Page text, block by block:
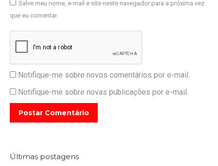
Salve meu nome, e-mail e site neste navegador para a próxima vez
que eu comentar.
Notifique-me sobre novos comentários por e-mail.
Notifique-me sobre novas publicações por e-mail.
Postar Comentário
Últimas postagens